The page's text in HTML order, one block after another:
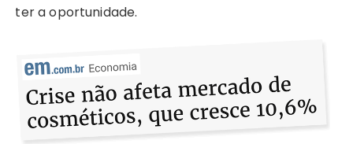
ter a oportunidade.